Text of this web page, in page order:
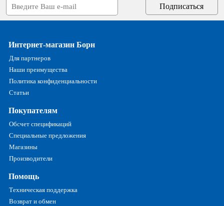
Интернет-магазин Борн
Для партнеров
Наши преимущества
Политика конфиденциальности
Статьи
Покупателям
Обсчет спецификаций
Специальные предложения
Магазины
Производители
Помощь
Техническая поддержка
Возврат и обмен